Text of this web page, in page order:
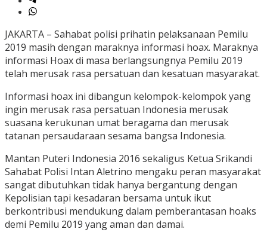
JAKARTA – Sahabat polisi prihatin pelaksanaan Pemilu
2019 masih dengan maraknya informasi hoax. Maraknya
informasi Hoax di masa berlangsungnya Pemilu 2019
telah merusak rasa persatuan dan kesatuan masyarakat.
Informasi hoax ini dibangun kelompok-kelompok yang
ingin merusak rasa persatuan Indonesia merusak
suasana kerukunan umat beragama dan merusak
tatanan persaudaraan sesama bangsa Indonesia.
Mantan Puteri Indonesia 2016 sekaligus Ketua Srikandi
Sahabat Polisi Intan Aletrino mengaku peran masyarakat
sangat dibutuhkan tidak hanya bergantung dengan
Kepolisian tapi kesadaran bersama untuk ikut
berkontribusi mendukung dalam pemberantasan hoaks
demi Pemilu 2019 yang aman dan damai.